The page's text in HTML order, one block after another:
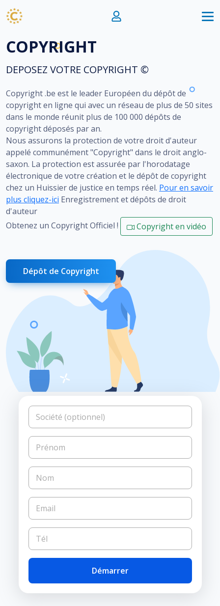
COPYRIGHT
DEPOSEZ VOTRE COPYRIGHT ©
Copyright .be est le leader Européen du dépôt de
copyright en ligne qui avec un réseau de plus de 50 sites
dans le monde réunit plus de 100 000 dépôts de
copyright déposés par an.
Nous assurons la protection de votre droit d'auteur
appelé communément "Copyright" dans le droit anglo-
saxon. La protection est assurée par l'horodatage
électronique de votre création et le dépôt de copyright
chez un Huissier de justice en temps réel. Pour en savoir
plus cliquez-ici Enregistrement et dépôts de droit
d'auteur
Obtenez un Copyright Officiel !
Copyright en vidéo
Dépôt de Copyright
Démarrer